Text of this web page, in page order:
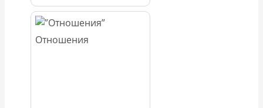
Отношения